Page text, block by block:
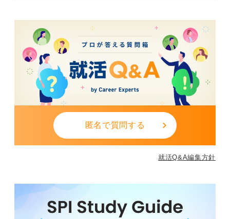
0
マッチする人を笑顔にする仕事の選
び方や職種を解説します。
匿名で質問する
就活Q&A編集方針